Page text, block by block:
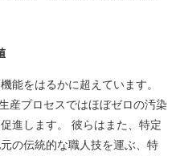
能をはるかに超えています。
産プロセスではほぼゼロの汚染
進します。 彼らはまた、特定
の伝統的な職人技を運ぶ、特